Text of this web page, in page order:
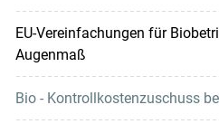
EU-Verein­fachungen für
Augenmaß
Bio - Kontrollkostenzuschuss